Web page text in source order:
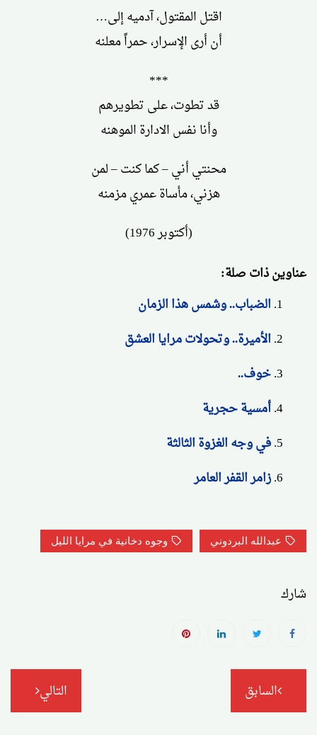
اقتل المقتول، آدميه إلى…
أن أرى الإسرار، حمراً معلنه
***
قد تطوت، على تطويرهم
وأنا نفس الادارة الموهنه
محنتي أني – كما كنت – لمن
هزني، مأساة عمري مزمنه
(أكتوبر 1976)
عناوين ذات صلة:
الضباب.. وشمس هذا الزمان
الأميرة.. وتحولات مرايا العشق
خوف..
أمسية حجرية
في وجه الغزوة الثالثة
زامر القفر العامر
عبدالله البردوني وجوه دخانية في مرايا الليل
شارك
تصفّح
المقالات
السابق التالي